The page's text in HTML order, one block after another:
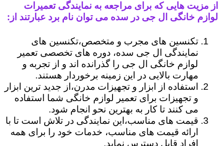
از مزیت هایی که برای مراجعه به نمایندگی تعمیرات
لوازم خانگی ال جی در سده می توان نام برد عبارتند از:
تکنسین های مجرب و متخصص،تکنسین های
نمایندگی ال جی سده، دوره های تخصصی تعمیر
لوازم خانگی ال جی را گذرانده اند و از تجربه و
مهارت بالایی در این زمینه برخوردار هستند.
استفاده از ابزار و تجهیزات مدرن،از جدید ترین ابزار
و تجهیزات برای تعمیر لوازم خانگی شما استفاده
می کنند تا کار به بهترین نحو انجام شود.
قیمت های مناسب،این نمایندگی در تلاش است تا با
ارائه قیمت های مناسب، خدمات خود را برای همه
افراد قابل دسترس نماید.